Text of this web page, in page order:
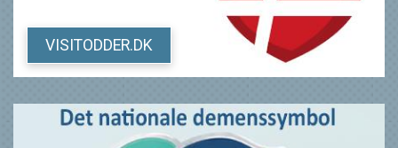
VISITODDER.DK